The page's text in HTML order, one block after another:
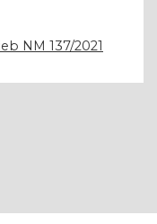
NM 137/2021